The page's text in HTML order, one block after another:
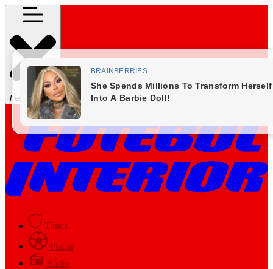
Fechar Menu
Times
Placar
Rádio